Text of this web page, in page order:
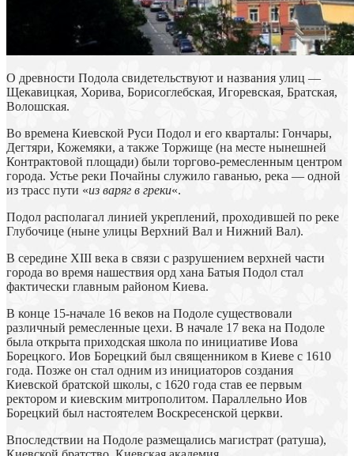
О древности Подола свидетельствуют и названия улиц —
Щекавицкая, Хорива, Борисоглебская, Игоревская, Братская,
Волошская.
Во времена Киевской Руси Подол и его кварталы: Гончары,
Дегтяри, Кожемяки, а также Торжище (на месте нынешней
Контрактовой площади) были торгово-ремесленным центром
города. Устье реки Почайны служило гаванью, река — одной
из трасс пути «из варяг в греки«.
Подол располагал линией укреплений, проходившей по реке
Глубочице (ныне улицы Верхний Вал и Нижний Вал).
В середине ХІІІ века в связи с разрушением верхней части
города во время нашествия орд хана Батыя Подол стал
фактически главным районом Киева.
В конце 15-начале 16 веков на Подоле существовали
различный ремесленные цехи. В начале 17 века на Подоле
была открыта приходская школа по инициативе Иова
Борецкого. Иов Борецкий был священником в Киеве с 1610
года. Позже он стал одним из инициаторов создания
Киевской братской школы, с 1620 года став ее первым
ректором и киевским митрополитом. Параллельно Иов
Борецкий был настоятелем Воскресенской церкви.
Впоследствии на Подоле размещались магистрат (ратуша),